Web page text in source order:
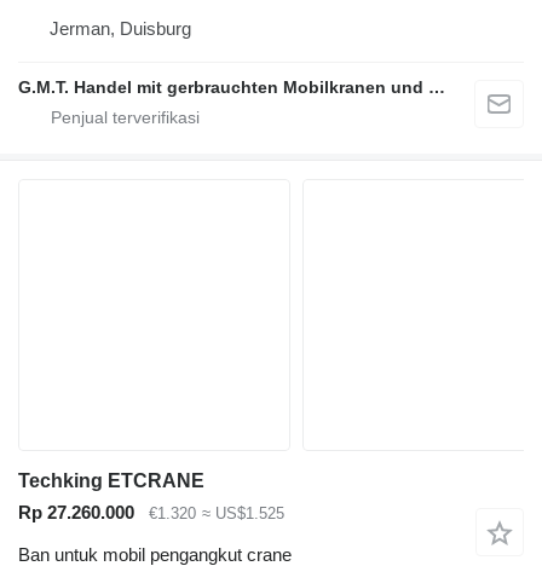
Jerman, Duisburg
G.M.T. Handel mit gerbrauchten Mobilkranen und Baumaschinen
Techking ETCRANE
Rp 27.260.000
€1.320 ≈ US$1.525
Ban untuk mobil pengangkut crane